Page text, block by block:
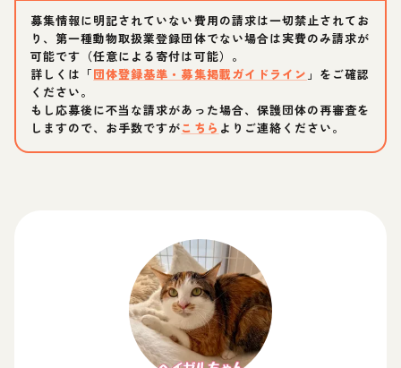
募集情報に明記されていない費用の請求は一切禁止されてお
り、第一種動物取扱業登録団体でない場合は実費のみ請求が
可能です（任意による寄付は可能）。
詳しくは「団体登録基準・募集掲載ガイドライン 」をご確認
ください。
もし応募後に不当な請求があった場合、保護団体の再審査を
しますので、お手数ですがこちら よりご連絡ください。